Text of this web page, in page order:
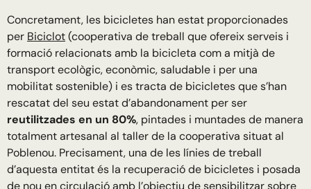
Concretament, les bicicletes han estat proporcionades
per Biciclot(cooperativa de treball que ofereix serveis i
formació relacionats amb la bicicleta com a mitjà de
transport ecològic, econòmic, saludable i per una
mobilitat sostenible) i es tracta de bicicletes que s’han
rescatat del seu estat d’abandonament per ser
reutilitzades en un 80%, pintades i muntades de manera
totalment artesanal al taller de la cooperativa situat al
Poblenou. Precisament, una de les línies de treball
d’aquesta entitat és la recuperació de bicicletes i posada
de nou en circulació amb l’objectiu de sensibilitzar sobre